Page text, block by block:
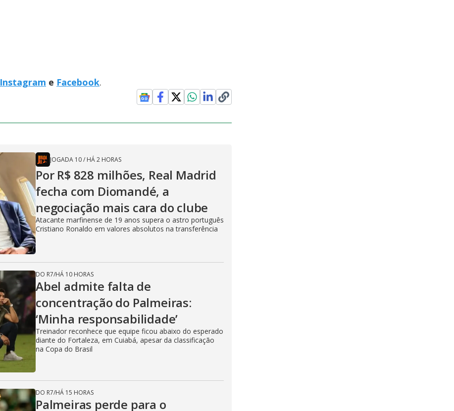
Instagram e Facebook.
JOGADA 10/ HÁ 2 HORAS
Por R$ 828 milhões, Real Madrid
fecha com Diomandé, a
negociação mais cara do clube
Atacante marfinense de 19 anos supera o astro português
Cristiano Ronaldo em valores absolutos na transferência
DO R7/HÁ 10 HORAS
Abel admite falta de
concentração do Palmeiras:
‘Minha responsabilidade’
Treinador reconhece que equipe ficou abaixo do esperado
diante do Fortaleza, em Cuiabá, apesar da classificação
na Copa do Brasil
DO R7/HÁ 15 HORAS
Palmeiras perde para o